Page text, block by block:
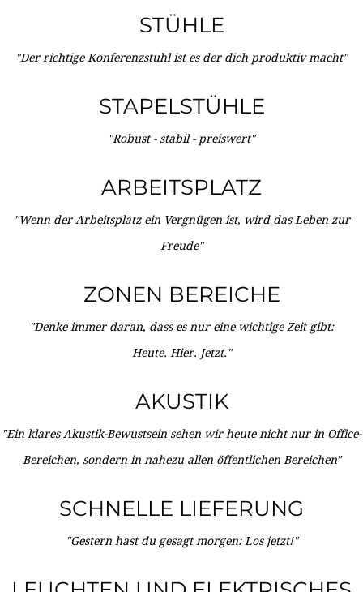
STÜHLE
"Der richtige Konferenzstuhl ist es der dich produktiv macht"
STAPELSTÜHLE
"Robust - stabil - preiswert"
ARBEITSPLATZ
"Wenn der Arbeitsplatz ein Vergnügen ist, wird das Leben zur
Freude"
ZONEN BEREICHE
"Denke immer daran, dass es nur eine wichtige Zeit gibt:
Heute. Hier. Jetzt."
AKUSTIK
"Ein klares Akustik-Bewustsein sehen wir heute nicht nur in Office-
Bereichen, sondern in nahezu allen öffentlichen Bereichen"
SCHNELLE LIEFERUNG
"Gestern hast du gesagt morgen: Los jetzt!"